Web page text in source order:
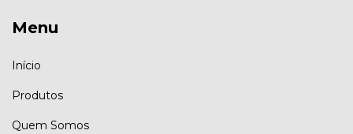
Menu
Início
Produtos
Quem Somos